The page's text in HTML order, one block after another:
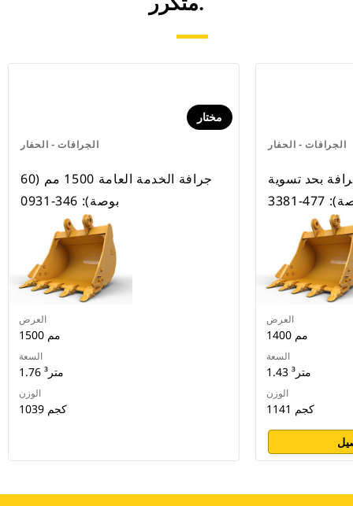
الجرافات - الحفار
مختار
جرافة الخدمة العامة 1500 مم (60
بوصة): 346-0931
العرض
1500 مم
السعة
1.76 متر³
الوزن
1039 كجم
الجرافات - الحفار
بحد تسوية
العرض
1400 مم
السعة
1.43 متر³
الوزن
1141 كجم